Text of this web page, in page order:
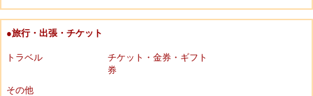
●旅行・出張・チケット
トラベル
チケット・金券・ギフト
券
その他